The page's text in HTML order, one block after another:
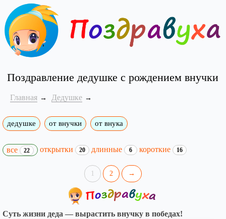
Поздравление дедушке с рождением внучки
Главная Дедушке
дедушке от внучки от внука
все 22 открытки 20 длинные 6 короткие 16
1 2 →
Суть жизни деда — вырастить внучку в победах!